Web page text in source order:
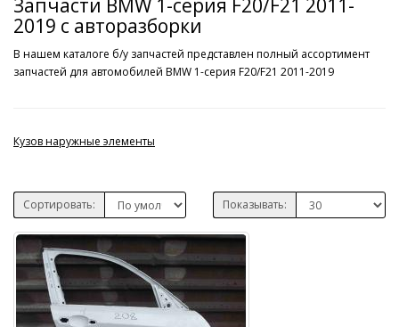
Запчасти BMW 1-серия F20/F21 2011-
2019 с авторазборки
В нашем каталоге б/у запчастей представлен полный ассортимент
запчастей для автомобилей BMW 1-серия F20/F21 2011-2019
Кузов наружные элементы
Сортировать: Показывать: